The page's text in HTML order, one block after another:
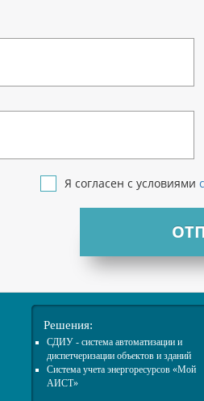
Я согласен с условиями
Решения:
СДИУ - система автоматизации и
диспетчеризации объектов и зданий
Система учета энергоресурсов «Мой
АИСТ»